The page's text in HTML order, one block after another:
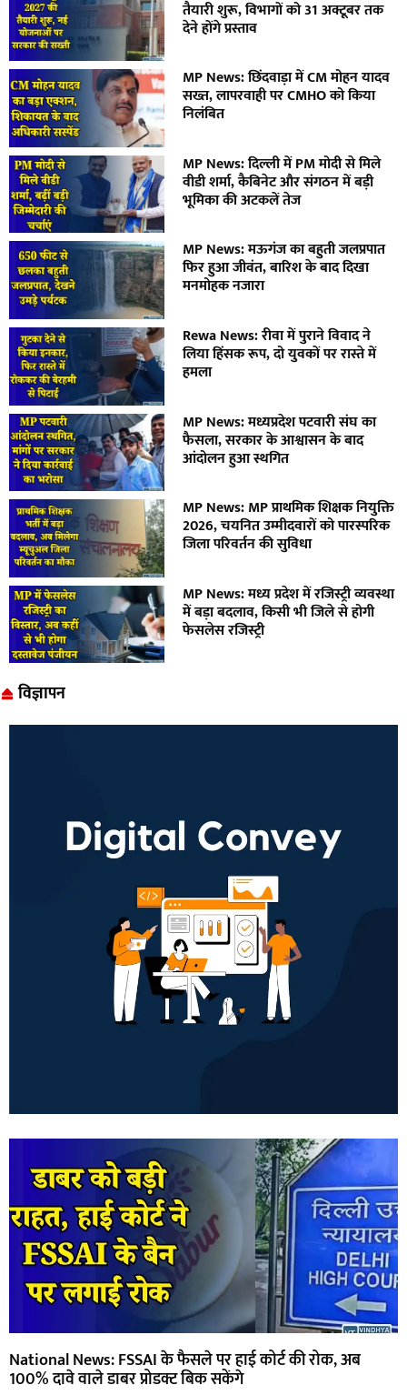
तैयारी शुरू, विभागों को 31 अक्टूबर तक
देने होंगे प्रस्ताव
MP News: छिंदवाड़ा में CM मोहन यादव
सख्त, लापरवाही पर CMHO को किया
निलंबित
MP News: दिल्ली में PM मोदी से मिले
वीडी शर्मा, कैबिनेट और संगठन में बड़ी
भूमिका की अटकलें तेज
MP News: मऊगंज का बहुती जलप्रपात
फिर हुआ जीवंत, बारिश के बाद दिखा
मनमोहक नजारा
Rewa News: रीवा में पुराने विवाद ने
लिया हिंसक रूप, दो युवकों पर रास्ते में
हमला
MP News: मध्यप्रदेश पटवारी संघ का
फैसला, सरकार के आश्वासन के बाद
आंदोलन हुआ स्थगित
MP News: MP प्राथमिक शिक्षक नियुक्ति
2026, चयनित उम्मीदवारों को पारस्परिक
जिला परिवर्तन की सुविधा
MP News: मध्य प्रदेश में रजिस्ट्री व्यवस्था
में बड़ा बदलाव, किसी भी जिले से होगी
फेसलेस रजिस्ट्री
विज्ञापन
National News: FSSAI के फैसले पर हाई कोर्ट की रोक, अब
100% दावे वाले डाबर प्रोडक्ट बिक सकेंगे